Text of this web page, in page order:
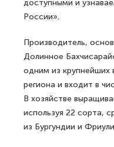
доступными и
России».
Производитель,
Долинное
одним из крупнейших
региона и входит в
В хозяйстве
используя 22 сорта,
из Бургундии и